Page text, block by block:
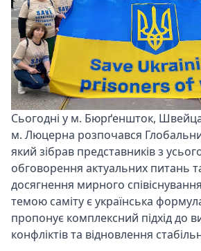
Сьогодні у м. Бюрґеншток,
м. Люцерна розпочався
який зібрав представників з
обговорення актуальних питань
досягнення мирного
темою саміту є українська
пропонує комплексний підхід до
конфліктів та відновлення